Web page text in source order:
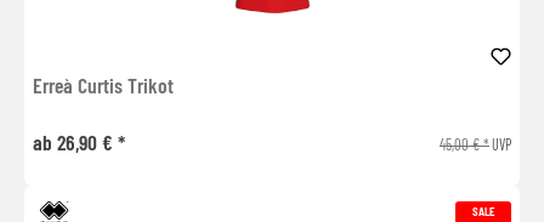
Erreà Curtis Trikot
ab 26,90 € * 45,00 € *UVP
SALE